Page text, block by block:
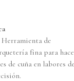
Herramienta de
fina para
de cuña en labores